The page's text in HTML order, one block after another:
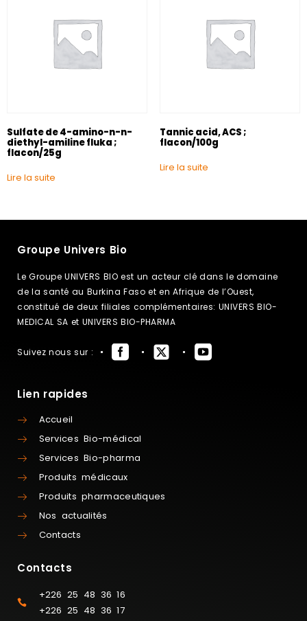
Sulfate de 4-amino-n-n-
diethyl-amiline fluka ;
flacon/25g
Lire la suite
Tannic acid, ACS ;
flacon/100g
Lire la suite
Groupe Univers Bio
Le Groupe UNIVERS BIO est un acteur clé dans le domaine
de la santé au Burkina Faso et en Afrique de l’Ouest,
constitué de deux filiales complémentaires: UNIVERS BIO-
MEDICAL SA et UNIVERS BIO-PHARMA
Suivez nous sur :
Lien rapides
Accueil
Services Bio-médical
Services Bio-pharma
Produits médicaux
Produits pharmaceutiques
Nos actualités
Contacts
Contacts
+226 25 48 36 16
+226 25 48 36 17